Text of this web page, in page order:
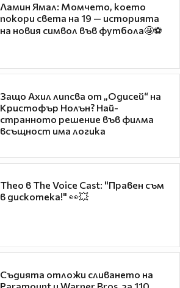
Ламин Ямал: Момчето, което
покори света на 19 — историята
на новия символ във футбола🤩⚽
Защо Ахил липсва от „Одисей“ на
Кристофър Нолън? Най-
странното решение във филма
всъщност има логика
Theo в The Voice Cast: "Правен съм
в дискотека!" 👀💥
Съдията отложи сливането на
Paramount и Warner Bros. за 110